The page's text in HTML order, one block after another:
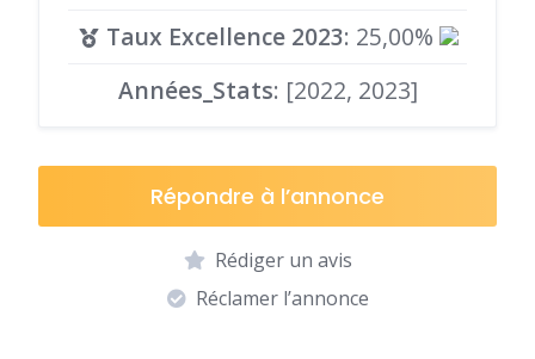
Taux Excellence 2023: 25,00%
Années_Stats: [2022, 2023]
Répondre à l’annonce
Rédiger un avis
Réclamer l’annonce